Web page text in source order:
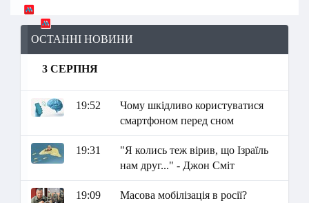
ОСТАННІ НОВИНИ
3 СЕРПНЯ
19:52
Чому шкідливо користуватися
смартфоном перед сном
19:31
"Я колись теж вірив, що Ізраїль
нам друг..." - Джон Сміт
19:09
Масова мобілізація в росії?